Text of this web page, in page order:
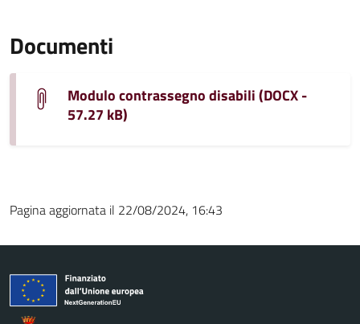
Documenti
Modulo contrassegno disabili (DOCX -
57.27 kB)
Pagina aggiornata il 22/08/2024, 16:43